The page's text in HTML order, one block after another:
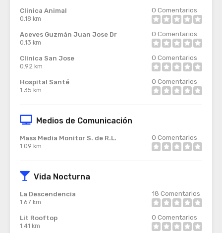
Clinica Animal
0.18 km
0 Comentarios
Aceves Guzmán Juan Jose Dr
0.13 km
0 Comentarios
Clinica San Jose
0.92 km
0 Comentarios
Hospital Santé
1.35 km
0 Comentarios
Medios de Comunicación
Mass Media Monitor S. de R.L.
1.09 km
0 Comentarios
Vida Nocturna
La Descendencia
1.67 km
18 Comentarios
Lit Rooftop
1.41 km
0 Comentarios